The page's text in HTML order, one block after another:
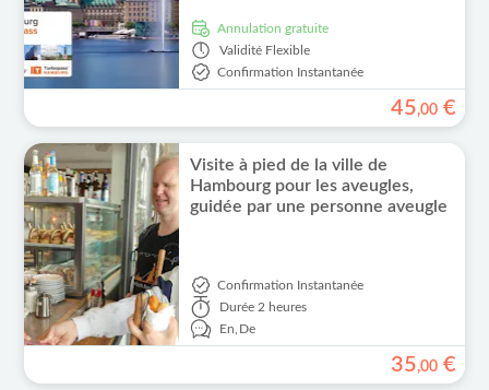
Annulation gratuite
Validité Flexible
Confirmation Instantanée
45,00 €
Visite à pied de la ville de
Hambourg pour les aveugles,
guidée par une personne aveugle
Confirmation Instantanée
Durée 2 heures
En,De
35,00 €